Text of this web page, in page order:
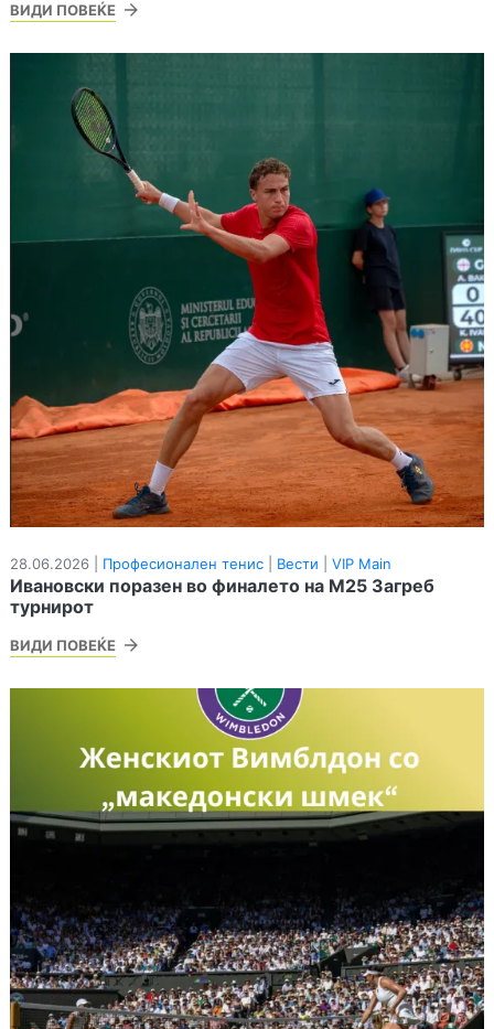
ВИДИ ПОВЕЌЕ
28.06.2026 | Професионален тенис Вести VIP Main
Ивановски поразен во финалето на М25 Загреб
турнирот
ВИДИ ПОВЕЌЕ